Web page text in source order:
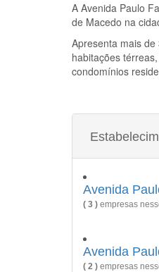
A Avenida Paulo
de Macedo na
Apresenta mais
habitações
condomínios
Avenida
( 3 ) empresas
Avenida
( 2 ) empresas